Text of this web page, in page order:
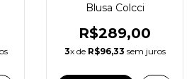
Blusa Colcci
R$289,00
3x de R$96,33 sem juros